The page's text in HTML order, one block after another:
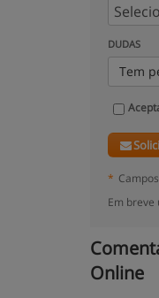
DUDAS
Tem
*
Em breve
Online